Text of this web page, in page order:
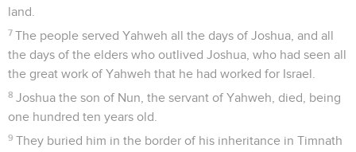
land.
7 The people served Yahweh all the days of Joshua, and all
the days of the elders who outlived Joshua, who had seen all
the great work of Yahweh that he had worked for Israel.
8 Joshua the son of Nun, the servant of Yahweh, died, being
one hundred ten years old.
9 They buried him in the border of his inheritance in Timnath